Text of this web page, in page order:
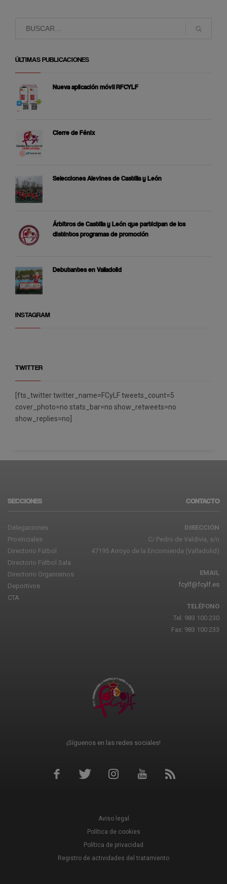
ÚLTIMAS PUBLICACIONES
Nueva aplicación móvil RFCYLF
Cierre de Fénix
Selecciones Alevines de Castilla y León
Árbitros de Castilla y León que participan de los
distintos programas de promoción
Debutantes en Valladolid
INSTAGRAM
TWITTER
[fts_twitter twitter_name=FCyLF tweets_count=5
cover_photo=no stats_bar=no show_retweets=no
show_replies=no]
SECCIONES
Delegaciones
Provinciales
Directorio Fútbol
Directorio Fútbol Sala
Directorio Organismos
Deportivos
CTA
CONTACTO
DIRECCIÓN
C/ Pedro de Valdivia, s/n
47195 Arroyo de la Encomienda (Valladolid)
EMAIL
fcylf@fcylf.es
TELÉFONO
Tel: 983 100 230
Fax: 983 100 233
¡Síguenos en las redes sociales!
Aviso legal
Política de cookies
Política de privacidad
Registro de actividades del tratamiento